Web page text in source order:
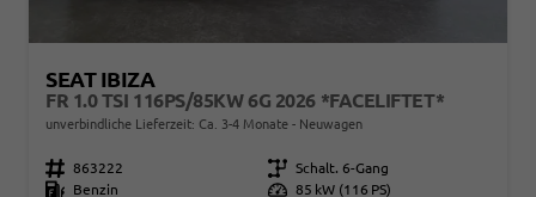
SEAT IBIZA
FR 1.0 TSI 116PS/85KW 6G 2026 *FACELIFTET*
unverbindliche Lieferzeit: Ca. 3-4 Monate Neuwagen
Fahrzeugnr. 863222 Getriebe Schalt. 6-Gang
Kraftstoff
Benzin Leistung 85 kW (116 PS)